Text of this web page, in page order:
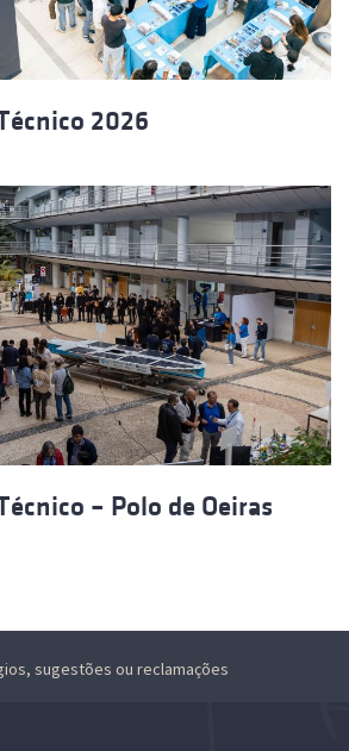
2026
– Polo de Oeiras
sugestões ou reclamações